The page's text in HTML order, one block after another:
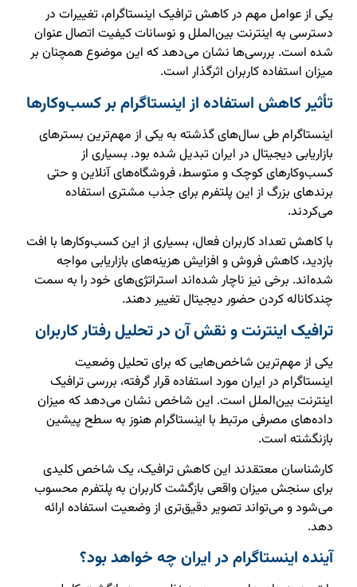
یکی از عوامل مهم در کاهش ترافیک اینستاگرام، تغییرات در
دسترسی به اینترنت بین‌الملل و نوسانات کیفیت اتصال عنوان
شده است. بررسی‌ها نشان می‌دهد که این موضوع همچنان بر
میزان استفاده کاربران اثرگذار است.
تأثیر کاهش استفاده از اینستاگرام بر کسب‌وکارها
اینستاگرام طی سال‌های گذشته به یکی از مهم‌ترین بسترهای
بازاریابی دیجیتال در ایران تبدیل شده بود. بسیاری از
کسب‌وکارهای کوچک و متوسط، فروشگاه‌های آنلاین و حتی
برندهای بزرگ از این پلتفرم برای جذب مشتری استفاده
می‌کردند.
با کاهش تعداد کاربران فعال، بسیاری از این کسب‌وکارها با افت
بازدید، کاهش فروش و افزایش هزینه‌های بازاریابی مواجه
شده‌اند. برخی نیز ناچار شده‌اند استراتژی‌های خود را به سمت
چندکاناله کردن حضور دیجیتال تغییر دهند.
ترافیک اینترنت و نقش آن در تحلیل رفتار کاربران
یکی از مهم‌ترین شاخص‌هایی که برای تحلیل وضعیت
اینستاگرام در ایران مورد استفاده قرار گرفته، بررسی ترافیک
اینترنت بین‌الملل است. این شاخص نشان می‌دهد که میزان
داده‌های مصرفی مرتبط با اینستاگرام هنوز به سطح پیشین
بازنگشته است.
کارشناسان معتقدند این کاهش ترافیک، یک شاخص کلیدی
برای سنجش میزان واقعی بازگشت کاربران به پلتفرم محسوب
می‌شود و می‌تواند تصویر دقیق‌تری از وضعیت استفاده ارائه
دهد.
آینده اینستاگرام در ایران چه خواهد بود؟